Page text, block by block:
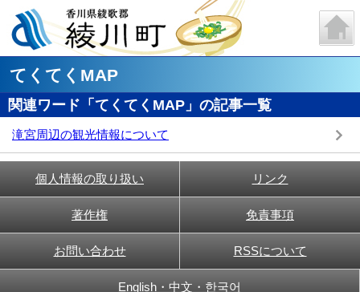
てくてくMAP
関連ワード「てくてくMAP」の記事一覧
滝宮周辺の観光情報について
個人情報の取り扱い リンク
著作権 免責事項
お問い合わせ RSSについて
English・中文・한국어